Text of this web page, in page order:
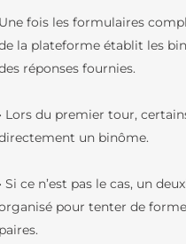
Une fois les formulaires
la plateforme établit les
réponses fournies.
• Lors du premier tour,
un binôme.
• Si ce n’est pas le cas, un
pour tenter de
paires.